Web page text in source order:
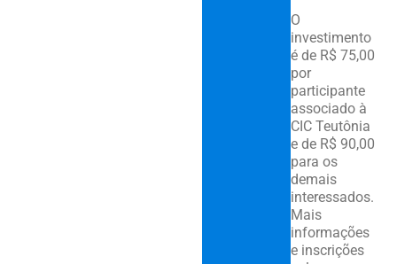
O
investimento
é de R$ 75,00
por
participante
associado à
CIC Teutônia
e de R$ 90,00
para os
demais
interessados.
Mais
informações
e inscrições